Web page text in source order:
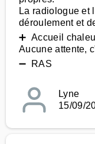
La radiologue et
déroulement et
➕ Accueil
Aucune attente,
➖ RAS
Lyne
15/09/